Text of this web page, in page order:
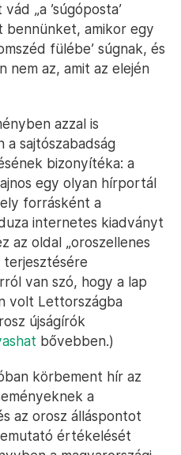
„a ’súgóposta’
amikor egy
fülébe’ súgnak, és
nem az, amit az elején
azzal is
a sajtószabadság
bizonyítéka: a
egy olyan hírportál
forrásként a
internetes kiadványt
az oldal „oroszellenes
terjesztésére
van szó, hogy a lap
volt Lettországba
újságírók
bővebben.)
körbement hír az
a
az orosz álláspontot
értékelését